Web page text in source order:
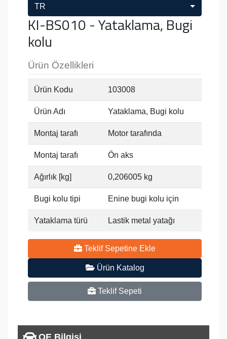
TR
KI-BS010 - Yataklama, Bugi
kolu
Ürün Özellikleri
Ürün Kodu 103008
Ürün Adı Yataklama, Bugi kolu
Montaj tarafı Motor tarafında
Montaj tarafı Ön aks
Ağırlık [kg] 0,206005 kg
Bugi kolu tipi Enine bugi kolu için
Yataklama türü Lastik metal yatağı
Teklif Sepetine Ekle
Ürün Katalog
Teklif Sepeti
OE Bilgisi